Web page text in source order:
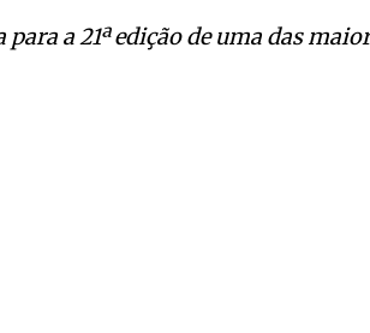
a 21ª edição de uma das